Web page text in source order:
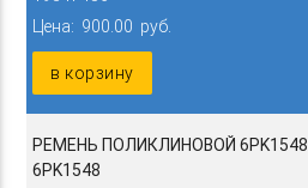
Цена: 900.00 руб.
в корзину
РЕМЕНЬ ПОЛИКЛИНОВОЙ 6PK1548
6PK1548